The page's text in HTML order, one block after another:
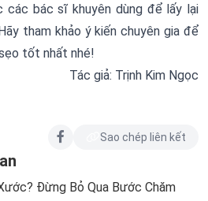
các bác sĩ khuyên dùng để lấy lại
tham khảo ý kiến chuyên gia để
tốt nhất nhé!
Tác giả: Trịnh Kim Ngọc
Sao chép liên kết
Đừng Bỏ Qua Bước Chăm